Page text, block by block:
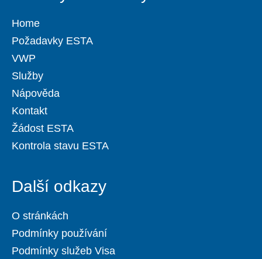
Home
Požadavky ESTA
VWP
Služby
Nápověda
Kontakt
Žádost ESTA
Kontrola stavu ESTA
Další odkazy
O stránkách
Podmínky používání
Podmínky služeb Visa